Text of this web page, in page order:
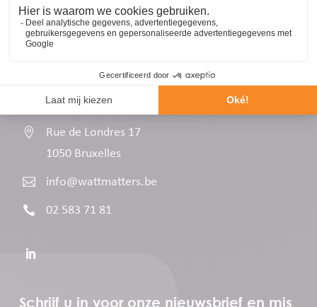
Contact opnemen

Rue de Londres 17
1050 Bruxelles
 info@wattmatters.be
 02 583 71 81
Schrijf u in voor onze nieuwsbrief en mis